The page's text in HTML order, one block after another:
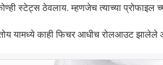
स्टेट्स ठेवलाय. म्हणजेच त्याच्या प्रोफाइल
यामध्ये काही फिचर आधीच रोलआउट झालेले